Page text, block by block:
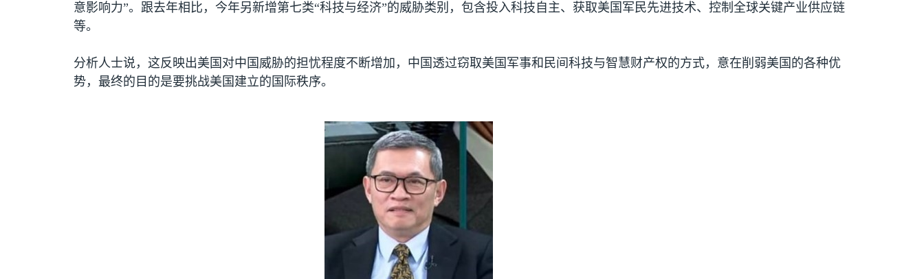
意影响力”。跟去年相比，今年另新增第七类“科技与经济”的威胁类别，包含投入科技自主、获取美国军民先进技术、控制全球关键产业供应链
等。
分析人士说，这反映出美国对中国威胁的担忧程度不断增加，中国透过窃取美国军事和民间科技与智慧财产权的方式，意在削弱美国的各种优
势，最终的目的是要挑战美国建立的国际秩序。